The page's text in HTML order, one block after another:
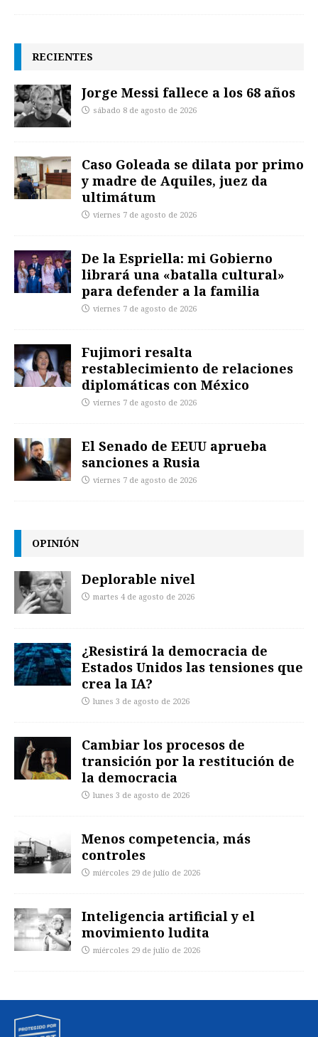
RECIENTES
Jorge Messi fallece a los 68 años
sábado 8 de agosto de 2026
Caso Goleada se dilata por primo
y madre de Aquiles, juez da
ultimátum
viernes 7 de agosto de 2026
De la Espriella: mi Gobierno
librará una «batalla cultural»
para defender a la familia
viernes 7 de agosto de 2026
Fujimori resalta
restablecimiento de relaciones
diplomáticas con México
viernes 7 de agosto de 2026
El Senado de EEUU aprueba
sanciones a Rusia
viernes 7 de agosto de 2026
OPINIÓN
Deplorable nivel
martes 4 de agosto de 2026
¿Resistirá la democracia de
Estados Unidos las tensiones que
crea la IA?
lunes 3 de agosto de 2026
Cambiar los procesos de
transición por la restitución de
la democracia
lunes 3 de agosto de 2026
Menos competencia, más
controles
miércoles 29 de julio de 2026
Inteligencia artificial y el
movimiento ludita
miércoles 29 de julio de 2026